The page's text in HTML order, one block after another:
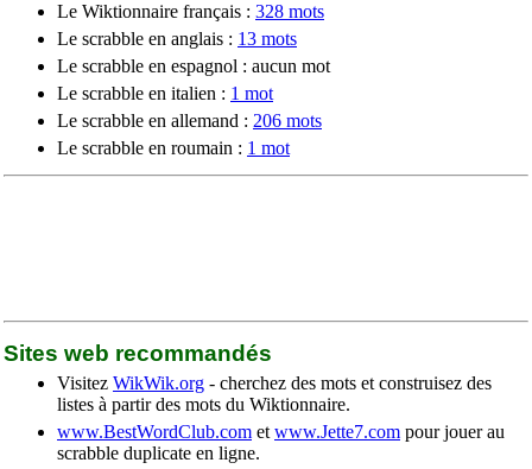
Le Wiktionnaire français : 328 mots
Le scrabble en anglais : 13 mots
Le scrabble en espagnol : aucun mot
Le scrabble en italien : 1 mot
Le scrabble en allemand : 206 mots
Le scrabble en roumain : 1 mot
Sites web recommandés
Visitez WikWik.org - cherchez des mots et construisez des
listes à partir des mots du Wiktionnaire.
www.BestWordClub.com et www.Jette7.com pour jouer au
scrabble duplicate en ligne.